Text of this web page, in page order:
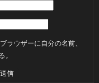
ラウザーに自分の名前、
。